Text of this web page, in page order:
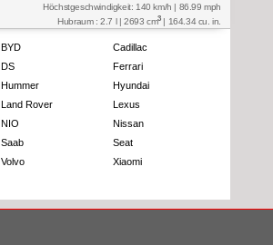
Höchstgeschwindigkeit: 140 km/h | 86.99 mph
Hubraum : 2.7 l | 2693 cm3| 164.34 cu. in.
BYD
Cadillac
DS
Ferrari
Hummer
Hyundai
Land Rover
Lexus
NIO
Nissan
Saab
Seat
Volvo
Xiaomi